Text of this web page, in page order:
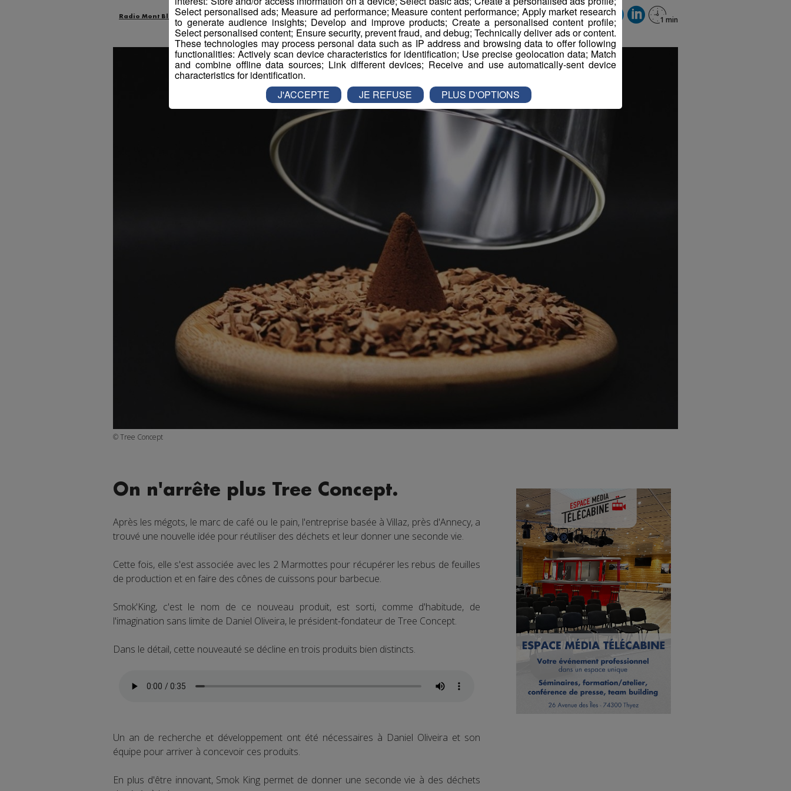
Radio Mont Blanc Actus Environnement Animation Dame Nature
© Tree Concept
On n'arrête plus Tree Concept.
Après les mégots, le marc de café ou le pain, l'entreprise basée à Villaz, près d'Annecy, a
trouvé une nouvelle idée pour réutiliser des déchets et leur donner une seconde vie.
Cette fois, elle s'est associée avec les 2 Marmottes pour récupérer les rebus de feuilles
de production et en faire des cônes de cuissons pour barbecue.
Smok'King, c'est le nom de ce nouveau produit, est sorti, comme d'habitude, de
l'imagination sans limite de Daniel Oliveira, le président-fondateur de Tree Concept.
Dans le détail, cette nouveauté se décline en trois produits bien distincts.
Un an de recherche et développement ont été nécessaires à Daniel Oliveira et son
équipe pour arriver à concevoir ces produits.
En plus d'être innovant, Smok King permet de donner une seconde vie à des déchets
Select personalised ads; Measure ad performance; Measure content performance; Apply market research
to generate audience insights; Develop and improve products; Create a personalised content profile;
Select personalised content; Ensure security, prevent fraud, and debug; Technically deliver ads or content.
These technologies may process personal data such as IP address and browsing data to offer following
functionalities: Actively scan device characteristics for identification; Use precise geolocation data; Match
and combine offline data sources; Link different devices; Receive and use automatically-sent device
characteristics for identification.
J'ACCEPTE JE REFUSE PLUS D'OPTIONS